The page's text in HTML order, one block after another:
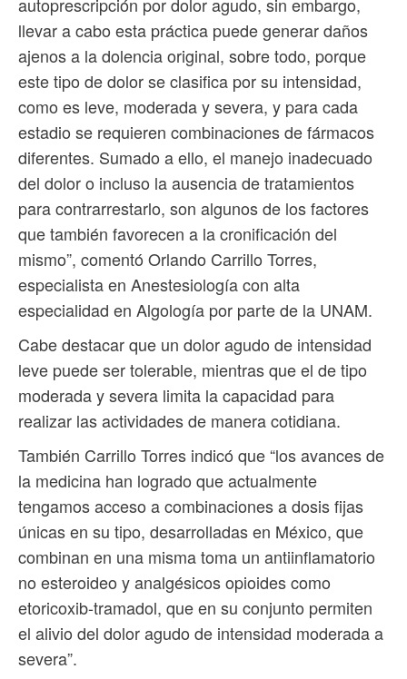
llevar a cabo esta práctica puede generar daños
ajenos a la dolencia original, sobre todo, porque
este tipo de dolor se clasifica por su intensidad,
como es leve, moderada y severa, y para cada
estadio se requieren combinaciones de fármacos
diferentes. Sumado a ello, el manejo inadecuado
del dolor o incluso la ausencia de tratamientos
para contrarrestarlo, son algunos de los factores
que también favorecen a la cronificación del
mismo”, comentó Orlando Carrillo Torres,
especialista en Anestesiología con alta
especialidad en Algología por parte de la UNAM.
Cabe destacar que un dolor agudo de intensidad
leve puede ser tolerable, mientras que el de tipo
moderada y severa limita la capacidad para
realizar las actividades de manera cotidiana.
También Carrillo Torres indicó que “los avances de
la medicina han logrado que actualmente
tengamos acceso a combinaciones a dosis fijas
únicas en su tipo, desarrolladas en México, que
combinan en una misma toma un antiinflamatorio
no esteroideo y analgésicos opioides como
etoricoxib-tramadol, que en su conjunto permiten
el alivio del dolor agudo de intensidad moderada a
severa”.